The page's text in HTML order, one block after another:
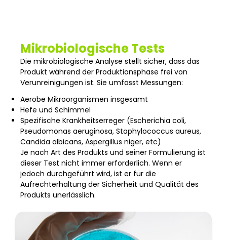
Mikrobiologische Tests
Die mikrobiologische Analyse stellt sicher, dass das
Produkt während der Produktionsphase frei von
Verunreinigungen ist. Sie umfasst Messungen:
Aerobe Mikroorganismen insgesamt
Hefe und Schimmel
Spezifische Krankheitserreger (Escherichia coli,
Pseudomonas aeruginosa, Staphylococcus aureus,
Candida albicans, Aspergillus niger, etc)
Je nach Art des Produkts und seiner Formulierung ist
dieser Test nicht immer erforderlich. Wenn er
jedoch durchgeführt wird, ist er für die
Aufrechterhaltung der Sicherheit und Qualität des
Produkts unerlässlich.